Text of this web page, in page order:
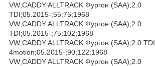
VW;CADDY ALLTRACK Фургон (SAA);2.0
TDI;05.2015-;55;75;1968
VW;CADDY ALLTRACK Фургон (SAA);2.0
TDI;05.2015-;75;102;1968
VW;CADDY ALLTRACK Фургон (SAA);2.0 TDI
4motion;05.2015-;90;122;1968
VW;CADDY ALLTRACK Фургон (SAA);2.0